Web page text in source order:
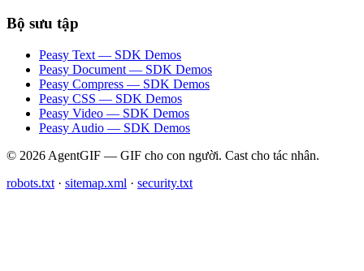
Bộ sưu tập
Peasy Text — SDK Demos
Peasy Document — SDK Demos
Peasy Compress — SDK Demos
Peasy CSS — SDK Demos
Peasy Video — SDK Demos
Peasy Audio — SDK Demos
© 2026 AgentGIF — GIF cho con người. Cast cho tác nhân.
robots.txt · sitemap.xml · security.txt